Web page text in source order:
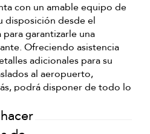
con un amable equipo de
disposición desde el
garantizarle una
Ofreciendo asistencia
adicionales para su
al aeropuerto,
podrá disponer de todo lo